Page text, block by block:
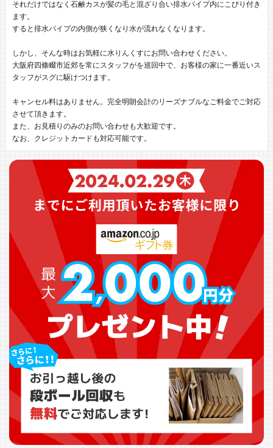
それだけではなく石鹸カスが髪の毛と混ざり合い排水パイプ内にこびり付き
ます。
すると排水パイプの内側が狭くなり水が流れなくなります。
しかし、そんな時はお気軽に水りんくすにお問い合わせください。
大阪府四條畷市近郊を常にスタッフがを巡回中で、お客様の家に一番近いス
タッフがスグに駆けつけます。
キャンセル料はありません。完全明朗会計のリーズナブルなご料金でご対応
させて頂きます。
また、お見積りのみのお問い合わせも大歓迎です。
なお、クレジットカードも対応可能です。